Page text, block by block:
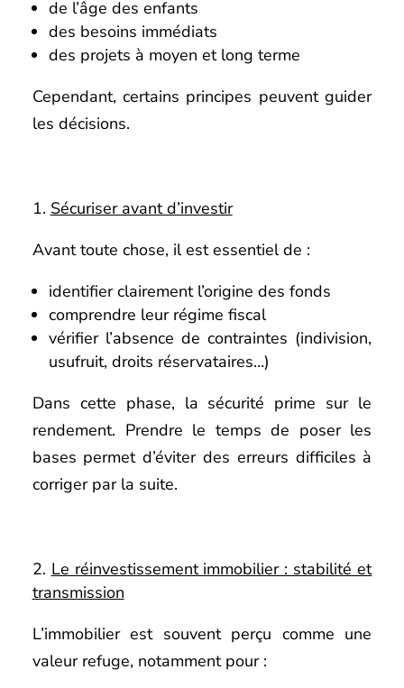
de l’âge des enfants
des besoins immédiats
des projets à moyen et long terme
Cependant, certains principes peuvent guider
les décisions.
Sécuriser avant d’investir
Avant toute chose, il est essentiel de :
identifier clairement l’origine des fonds
comprendre leur régime fiscal
vérifier l’absence de contraintes (indivision,
usufruit, droits réservataires…)
Dans cette phase, la sécurité prime sur le
rendement. Prendre le temps de poser les
bases permet d’éviter des erreurs difficiles à
corriger par la suite.
Le réinvestissement immobilier : stabilité et
transmission
L’immobilier est souvent perçu comme une
valeur refuge, notamment pour :